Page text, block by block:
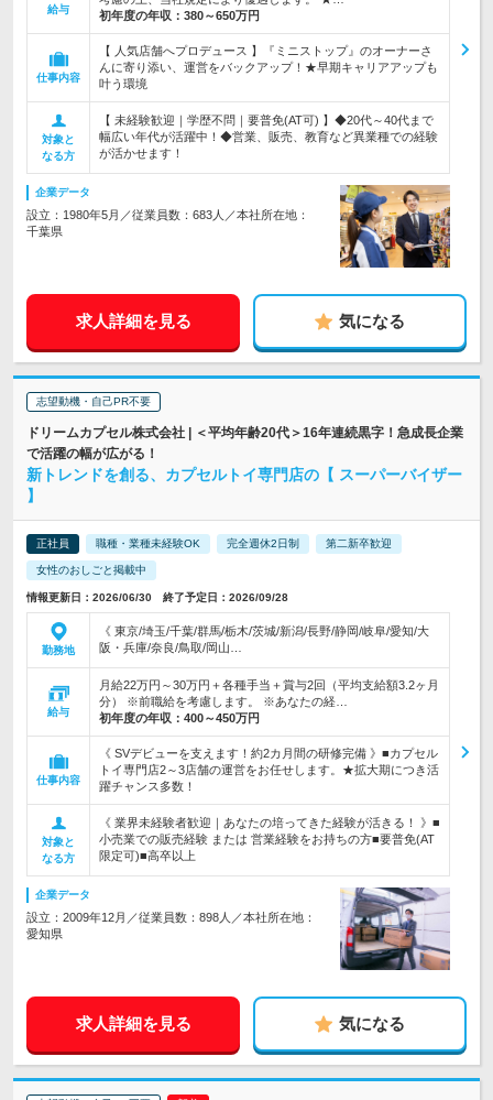
給与
初年度の年収： 380～650万円
仕事内容
【 人気店舗へプロデュース 】『ミニストップ』のオーナーさ
んに寄り添い、運営をバックアップ！★早期キャリアアップも
叶う環境
対象と
なる方
【 未経験歓迎｜学歴不問｜要普免(AT可) 】◆20代～40代まで
幅広い年代が活躍中！◆営業、販売、教育など異業種での経験
が活かせます！
企業データ
設立：1980年5月／従業員数：683人／本社所在地：
千葉県
求人詳細を見る 気になる
志望動機・自己PR不要
ドリームカプセル株式会社 | ＜平均年齢20代＞16年連続黒字！急成長企業
で活躍の幅が広がる！
新トレンドを創る、カプセルトイ専門店の【 スーパーバイザー
】
正社員 職種・業種未経験OK 完全週休2日制 第二新卒歓迎
女性のおしごと掲載中
情報更新日：2026/06/30 終了予定日：2026/09/28
勤務地
《 東京/埼玉/千葉/群馬/栃木/茨城/新潟/長野/静岡/岐阜/愛知/大
阪・兵庫/奈良/鳥取/岡山…
給与
月給22万円～30万円＋各種手当＋賞与2回（平均支給額3.2ヶ月
分） ※前職給を考慮します。 ※あなたの経…
初年度の年収： 400～450万円
仕事内容
《 SVデビューを支えます！約2カ月間の研修完備 》■カプセル
トイ専門店2～3店舗の運営をお任せします。★拡大期につき活
躍チャンス多数！
対象と
なる方
《 業界未経験者歓迎｜あなたの培ってきた経験が活きる！ 》■
小売業での販売経験 または 営業経験をお持ちの方■要普免(AT
限定可)■高卒以上
企業データ
設立：2009年12月／従業員数：898人／本社所在地：
愛知県
求人詳細を見る 気になる